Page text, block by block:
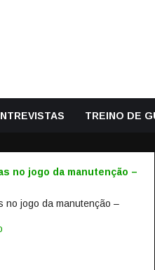
TREINO DE
no jogo da manutenção –